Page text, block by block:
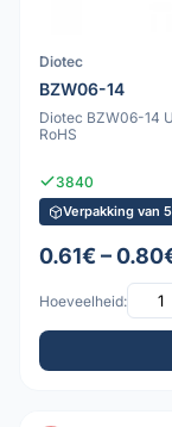
Diotec
BZW06-14
Diotec BZW06-14
RoHS
3840
Verpakking van
0.61€ –
Hoeveelheid: